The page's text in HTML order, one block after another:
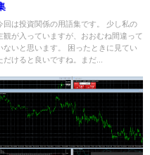
回は投資関係の用語集です。 少し私の
観が入っていますが、おおむね間違って
ないと思います。 困ったときに見てい
だけると良いですね。まだ...